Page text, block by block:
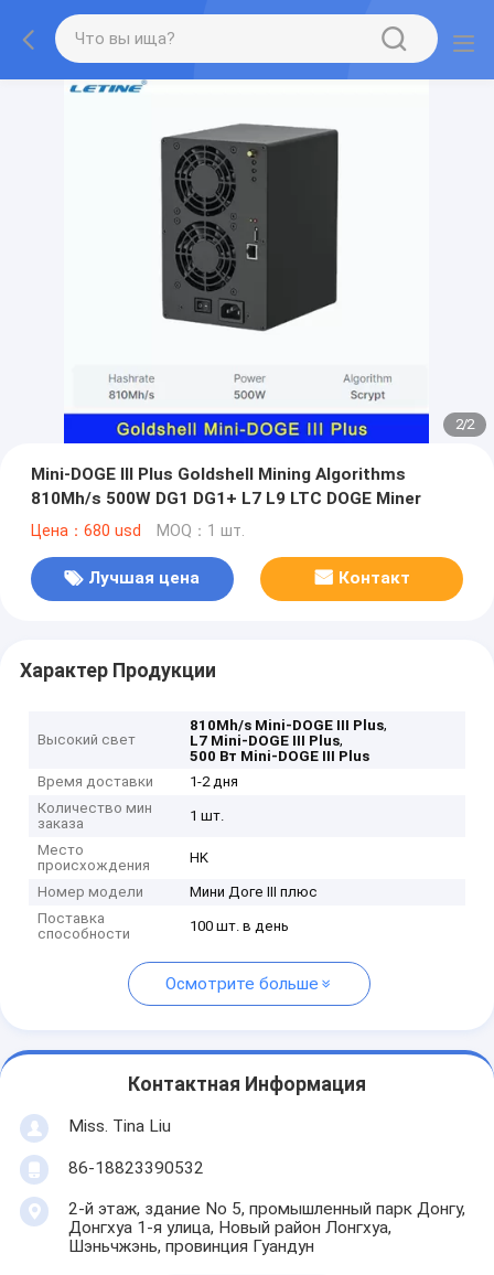
2/2
Mini-DOGE III Plus Goldshell Mining Algorithms
810Mh/s 500W DG1 DG1+ L7 L9 LTC DOGE Miner
Цена：680 usd MOQ：1 шт.
Лучшая цена Контакт
Характер Продукции
Высокий свет
810Mh/s Mini-DOGE III Plus,
L7 Mini-DOGE III Plus,
500 Вт Mini-DOGE III Plus
Время доставки
1-2 дня
Количество мин
заказа
1 шт.
Место
происхождения
HK
Номер модели
Мини Доге III плюс
Поставка
способности
100 шт. в день
Осмотрите больше
Контактная Информация
Miss. Tina Liu
86-18823390532
2-й этаж, здание No 5, промышленный парк Донгу,
Донгхуа 1-я улица, Новый район Лонгхуа,
Шэньчжэнь, провинция Гуандун